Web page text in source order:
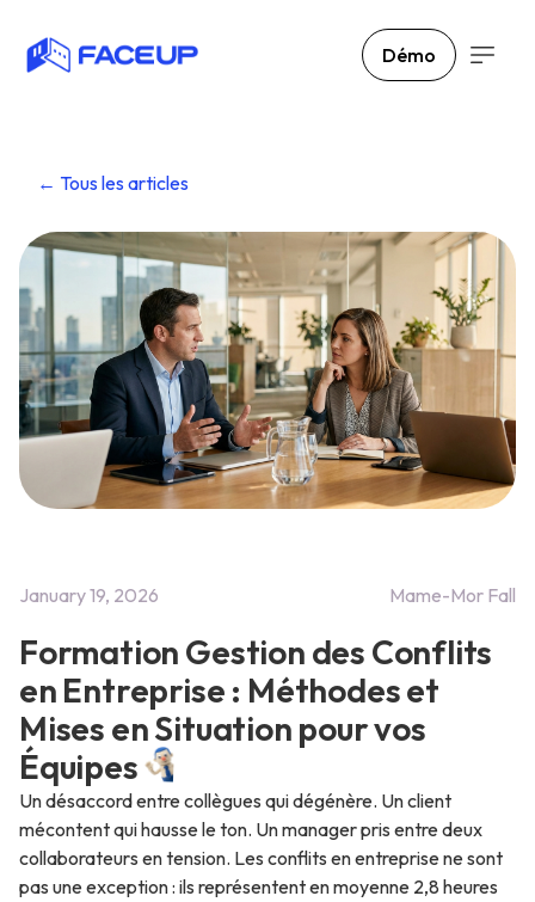
Démo
← Tous les articles
January 19, 2026 Mame-Mor Fall
Formation Gestion des Conflits
en Entreprise : Méthodes et
Mises en Situation pour vos
Équipes
Un désaccord entre collègues qui dégénère. Un client
mécontent qui hausse le ton. Un manager pris entre deux
collaborateurs en tension. Les conflits en entreprise ne sont
pas une exception : ils représentent en moyenne 2,8 heures